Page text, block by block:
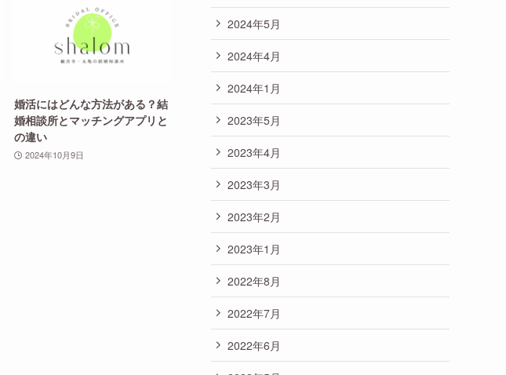
婚活にはどんな方法がある？結
婚相談所とマッチングアプリと
の違い
2024年10月9日
2024年5月
2024年4月
2024年1月
2023年5月
2023年4月
2023年3月
2023年2月
2023年1月
2022年8月
2022年7月
2022年6月